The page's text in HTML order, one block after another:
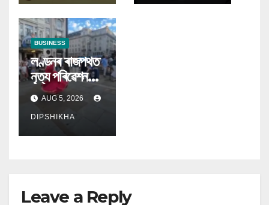
BUSINESS
লণ্ডনৰ ৰাজপথত
নৃত্য পৰিৱেশন
কৰি অসমৰ বাবে
সাহায্য বিচাৰিলে
মেঘৰঞ্জনী মেধিয়ে
AUG 5, 2026
DIPSHIKHA
Leave a Reply